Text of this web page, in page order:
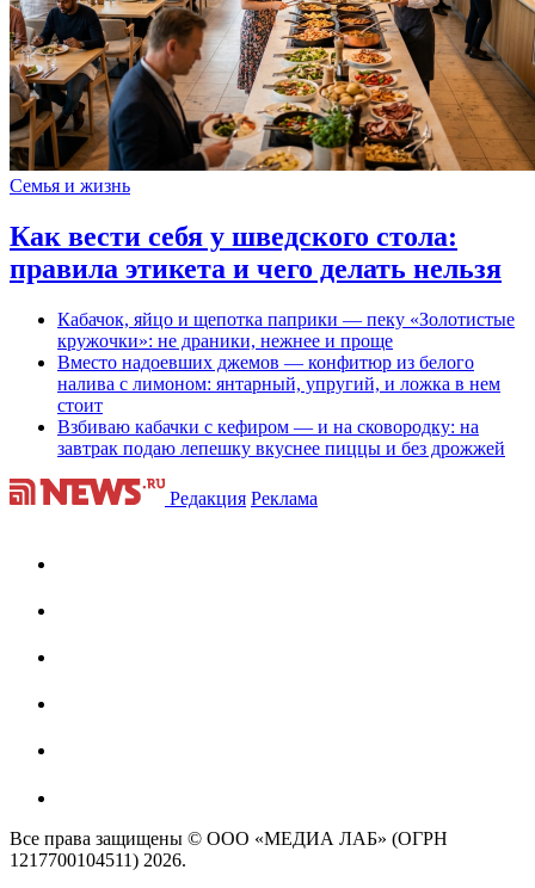
Семья и жизнь
Как вести себя у шведского стола:
правила этикета и чего делать нельзя
Кабачок, яйцо и щепотка паприки — пеку «Золотистые
кружочки»: не драники, нежнее и проще
Вместо надоевших джемов — конфитюр из белого
налива с лимоном: янтарный, упругий, и ложка в нем
стоит
Взбиваю кабачки с кефиром — и на сковородку: на
завтрак подаю лепешку вкуснее пиццы и без дрожжей
Редакция Реклама
Все права защищены © ООО «МЕДИА ЛАБ» (ОГРН
1217700104511) 2026.